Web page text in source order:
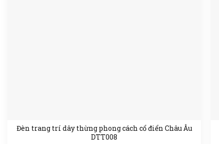
Đèn trang trí dây thừng phong cách cổ điển Châu Âu
DTT008